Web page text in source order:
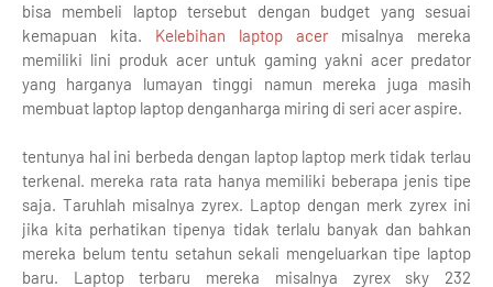
bisa membeli laptop tersebut dengan budget yang sesuai
kemapuan kita. Kelebihan laptop acer misalnya mereka
memiliki lini produk acer untuk gaming yakni acer predator
yang harganya lumayan tinggi namun mereka juga masih
membuat laptop laptop denganharga miring di seri acer aspire.
tentunya hal ini berbeda dengan laptop laptop merk tidak terlau
terkenal. mereka rata rata hanya memiliki beberapa jenis tipe
saja. Taruhlah misalnya zyrex. Laptop dengan merk zyrex ini
jika kita perhatikan tipenya tidak terlalu banyak dan bahkan
mereka belum tentu setahun sekali mengeluarkan tipe laptop
baru. Laptop terbaru mereka misalnya zyrex sky 232